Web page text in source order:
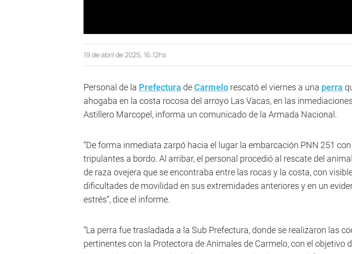
19 de abril de 2025, 16:12hs
Personal de la Prefectura deCarmelo rescató el viernes a una perra
ahogaba en la costa rocosa del arroyo Las Vacas, en las
Astillero Marcopel, informa un comunicado de la Armada Nacional.
“De forma inmediata zarpó hacia el lugar la embarcación PNN 251
tripulantes a bordo. Al arribar, el personal procedió al rescate del
de raza ovejera que se encontraba entre las rocas y la costa, con
dificultades de movilidad en sus extremidades anteriores y en un
estrés”, dice el informe.
“La perra fue trasladada a la Sub Prefectura, donde se realizaron las
pertinentes con la Protectora de Animales de Carmelo, con el objetivo